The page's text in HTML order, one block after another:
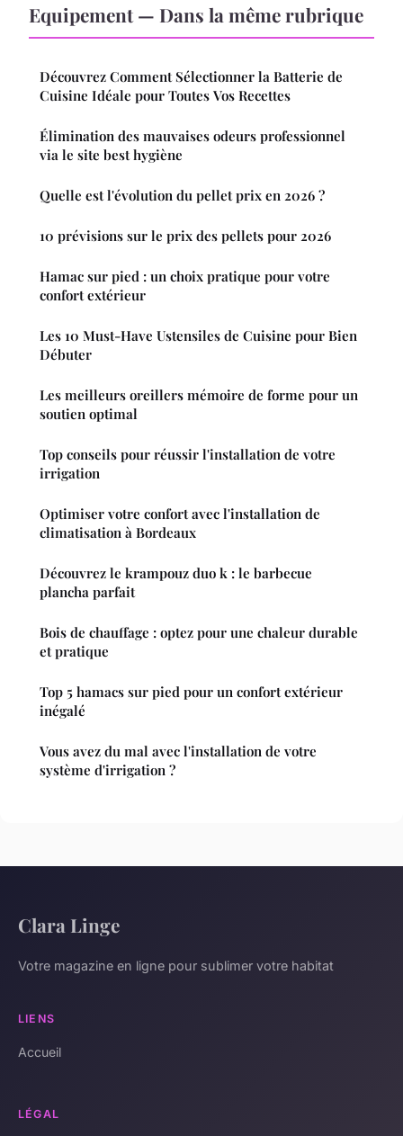
Equipement — Dans la même rubrique
Découvrez Comment Sélectionner la Batterie de
Cuisine Idéale pour Toutes Vos Recettes
Élimination des mauvaises odeurs professionnel
via le site best hygiène
Quelle est l'évolution du pellet prix en 2026 ?
10 prévisions sur le prix des pellets pour 2026
Hamac sur pied : un choix pratique pour votre
confort extérieur
Les 10 Must-Have Ustensiles de Cuisine pour Bien
Débuter
Les meilleurs oreillers mémoire de forme pour un
soutien optimal
Top conseils pour réussir l'installation de votre
irrigation
Optimiser votre confort avec l'installation de
climatisation à Bordeaux
Découvrez le krampouz duo k : le barbecue
plancha parfait
Bois de chauffage : optez pour une chaleur durable
et pratique
Top 5 hamacs sur pied pour un confort extérieur
inégalé
Vous avez du mal avec l'installation de votre
système d'irrigation ?
Clara Linge
Votre magazine en ligne pour sublimer votre habitat
LIENS
Accueil
LÉGAL